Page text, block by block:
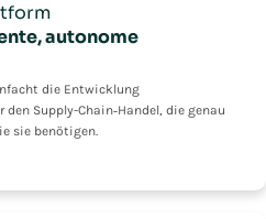
autonome
die Entwicklung
den Supply-Chain‑Handel, die genau
sie benötigen.